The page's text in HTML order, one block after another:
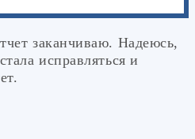
заканчиваю. Надеюсь,
исправляться и